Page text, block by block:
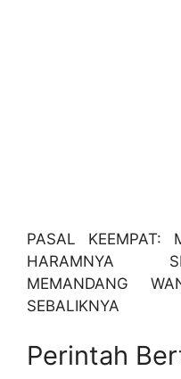
PASAL KEEMPAT:
HARAMNYA
MEMANDANG
SEBALIKNYA
Perintah